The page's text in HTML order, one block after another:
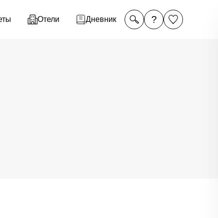
Отели Дневник ?